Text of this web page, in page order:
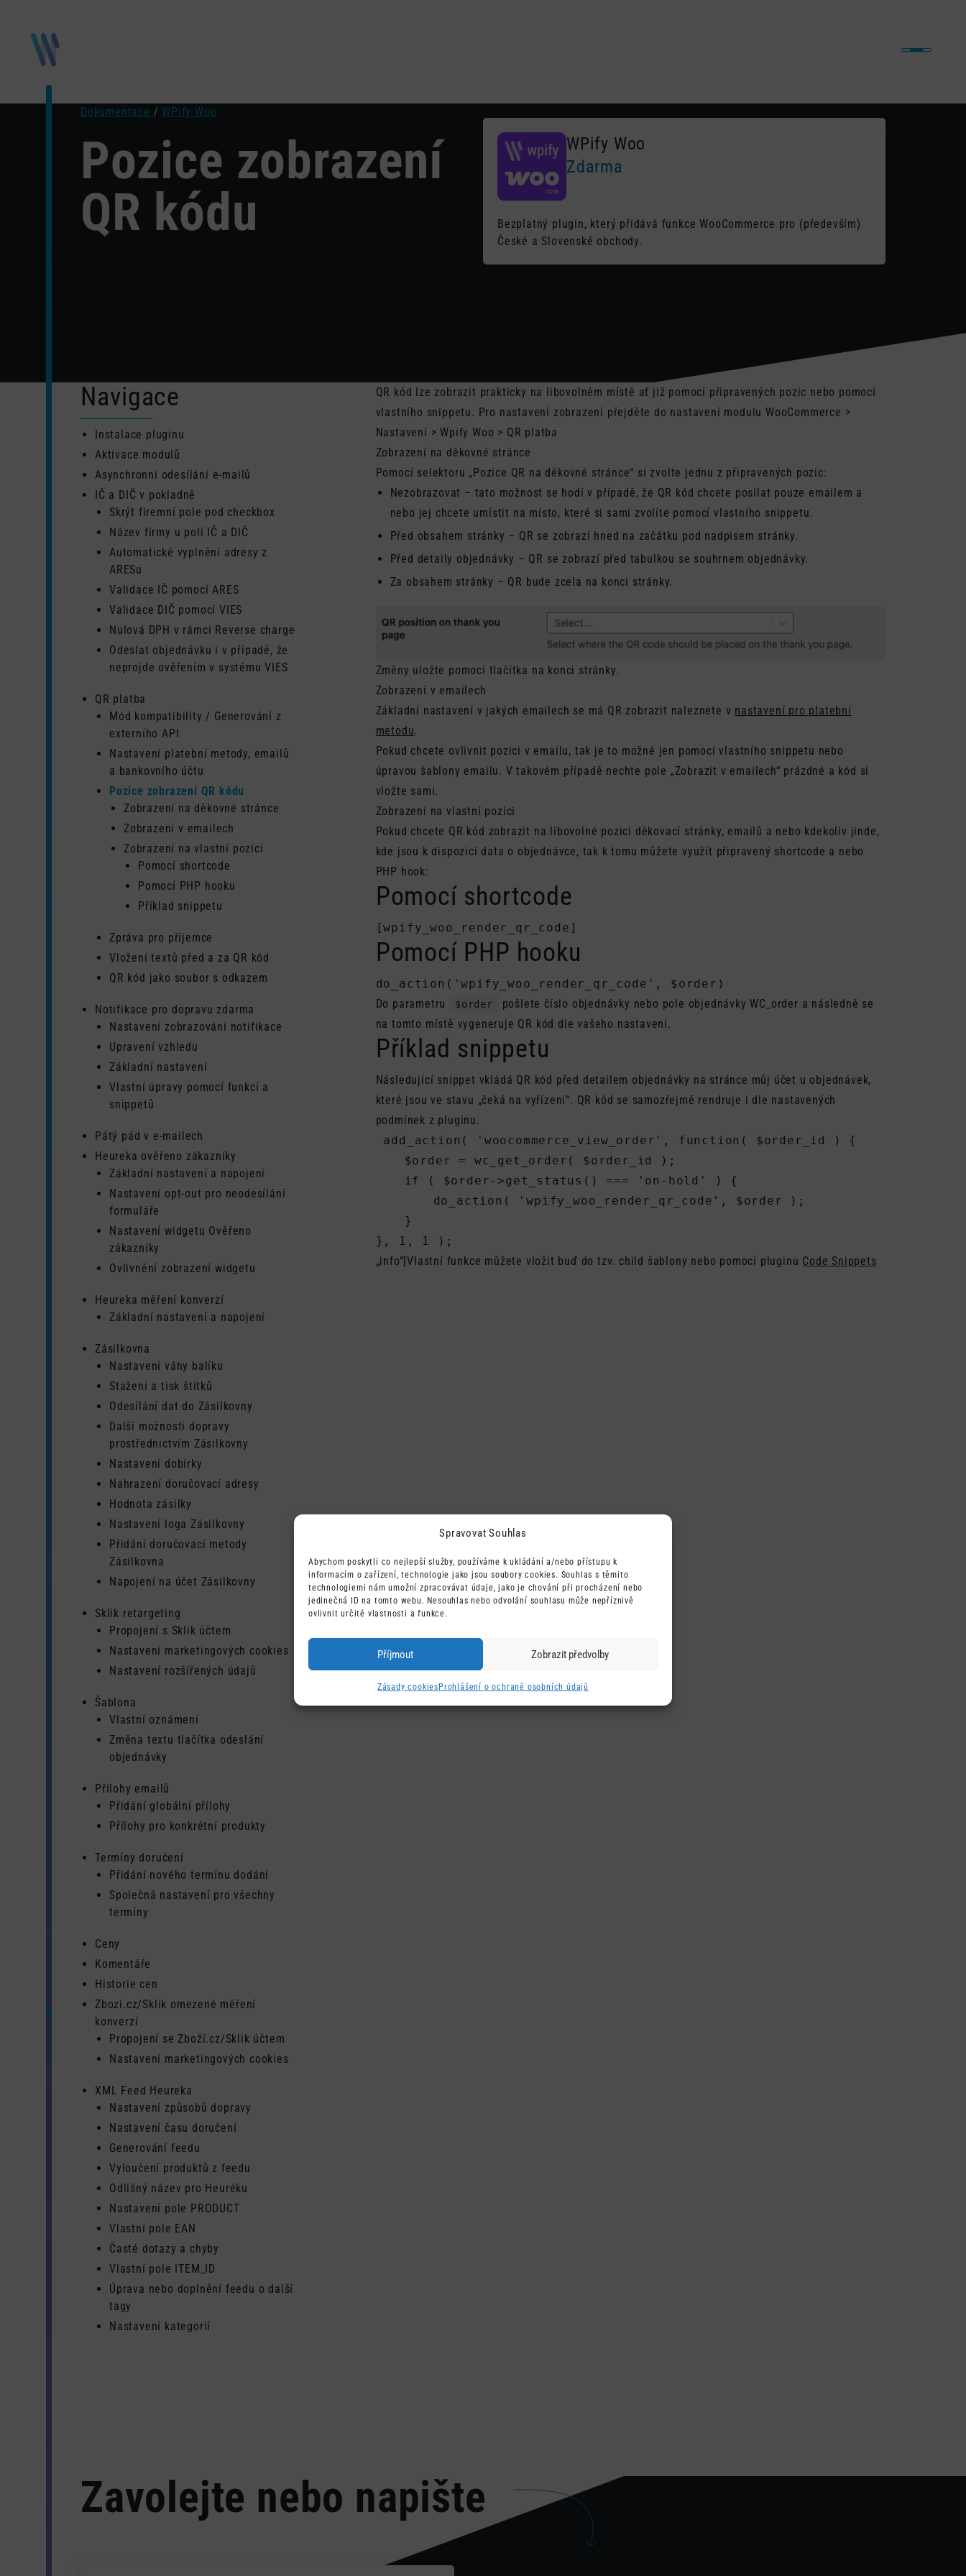
Spravovat Souhlas
Abychom poskytli co nejlepší služby, používáme k ukládání a/nebo přístupu k
informacím o zařízení, technologie jako jsou soubory cookies. Souhlas s těmito
technologiemi nám umožní zpracovávat údaje, jako je chování při procházení nebo
jedinečná ID na tomto webu. Nesouhlas nebo odvolání souhlasu může nepříznivě
ovlivnit určité vlastnosti a funkce.
Příjmout Zobrazit předvolby
Zásady cookies Prohlášení o ochraně osobních údajů
Dokumentace / WPify Woo
Pozice zobrazení
QR kódu
WPify Woo
Zdarma
Bezplatný plugin, který přidává funkce WooCommerce pro (především)
České a Slovenské obchody.
Navigace
Instalace pluginu
Aktivace modulů
Asynchronní odesílání e-mailů
IČ a DIČ v pokladně
Skrýt firemní pole pod checkbox
Název firmy u polí IČ a DIČ
Automatické vyplnění adresy z
ARESu
Validace IČ pomocí ARES
Validace DIČ pomocí VIES
Nulová DPH v rámci Reverse charge
Odeslat objednávku i v případě, že
neprojde ověřením v systému VIES
QR platba
Mód kompatibility / Generování z
externího API
Nastavení platební metody, emailů
a bankovního účtu
Pozice zobrazení QR kódu
Zobrazení na děkovné stránce
Zobrazení v emailech
Zobrazení na vlastní pozici
Pomocí shortcode
Pomocí PHP hooku
Příklad snippetu
Zpráva pro příjemce
Vložení textů před a za QR kód
QR kód jako soubor s odkazem
Notifikace pro dopravu zdarma
Nastavení zobrazování notifikace
Upravení vzhledu
Základní nastavení
Vlastní úpravy pomocí funkcí a
snippetů
Pátý pád v e-mailech
Heureka ověřeno zákazníky
Základní nastavení a napojení
Nastavení opt-out pro neodesílání
formuláře
Nastavení widgetu Ověřeno
zákazníky
Ovlivnění zobrazení widgetu
Heureka měření konverzí
Základní nastavení a napojení
Zásilkovna
Nastavení váhy balíku
Stažení a tisk štítků
Odesílání dat do Zásilkovny
Další možnosti dopravy
prostřednictvím Zásilkovny
Nastavení dobírky
Nahrazení doručovací adresy
Hodnota zásilky
Nastavení loga Zásilkovny
Přidání doručovací metody
Zásilkovna
Napojení na účet Zásilkovny
Sklik retargeting
Propojení s Sklik účtem
Nastavení marketingových cookies
Nastavení rozšířených údajů
Šablona
Vlastní oznámení
Změna textu tlačítka odeslání
objednávky
Přílohy emailů
Přidání globální přílohy
Přílohy pro konkrétní produkty
Termíny doručení
Přidání nového termínu dodání
Společná nastavení pro všechny
termíny
Ceny
Komentáře
Historie cen
Zbozi.cz/Sklik omezené měření
konverzí
Propojení se Zboží.cz/Sklik účtem
Nastavení marketingových cookies
XML Feed Heureka
Nastavení způsobů dopravy
Nastavení času doručení
Generování feedu
Vyloučení produktů z feedu
Odlišný název pro Heuréku
Nastavení pole PRODUCT
Vlastní pole EAN
Časté dotazy a chyby
Vlastní pole ITEM_ID
Úprava nebo doplnění feedu o další
tagy
Nastavení kategorií
QR kód lze zobrazit prakticky na libovolném místě ať již pomocí připravených pozic nebo pomocí
vlastního snippetu. Pro nastavení zobrazení přejděte do nastavení modulu WooCommerce >
Nastavení > Wpify Woo > QR platba
Zobrazení na děkovné stránce
Pomocí selektoru „Pozice QR na děkovné stránce“ si zvolte jednu z připravených pozic:
Nezobrazovat – tato možnost se hodí v případě, že QR kód chcete posílat pouze emailem a
nebo jej chcete umístit na místo, které si sami zvolíte pomocí vlastního snippetu.
Před obsahem stránky – QR se zobrazí hned na začátku pod nadpisem stránky.
Před detaily objednávky – QR se zobrazí před tabulkou se souhrnem objednávky.
Za obsahem stránky – QR bude zcela na konci stránky.
Změny uložte pomocí tlačítka na konci stránky.
Zobrazení v emailech
Základní nastavení v jakých emailech se má QR zobrazit naleznete v nastavení pro platební
metodu.
Pokud chcete ovlivnit pozici v emailu, tak je to možné jen pomocí vlastního snippetu nebo
úpravou šablony emailu. V takovém případě nechte pole „Zobrazit v emailech“ prázdné a kód si
vložte sami.
Zobrazení na vlastní pozici
Pokud chcete QR kód zobrazit na libovolné pozici děkovací stránky, emailů a nebo kdekoliv jinde,
kde jsou k dispozici data o objednávce, tak k tomu můžete využít připravený shortcode a nebo
PHP hook:
Pomocí shortcode
[wpify_woo_render_qr_code]
Pomocí PHP hooku
do_action('wpify_woo_render_qr_code', $order)
Do parametru
$order
pošlete číslo objednávky nebo pole objednávky WC_order a následně se
na tomto místě vygeneruje QR kód dle vašeho nastavení.
Příklad snippetu
Následující snippet vkládá QR kód před detailem objednávky na stránce můj účet u objednávek,
které jsou ve stavu „čeká na vyřízení“. QR kód se samozřejmě rendruje i dle nastavených
podmínek z pluginu.
add_action( 'woocommerce_view_order', function( $order_id ) {
}, 1, 1 );
„info“]Vlastní funkce můžete vložit buď do tzv. child šablony nebo pomocí pluginu Code Snippets
Zavolejte nebo napište